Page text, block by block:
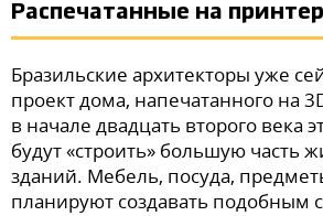
Распечатанные на
Бразильские архитекторы уже
проект дома, напечатанного на
в начале двадцать второго века
будут «строить» большую часть
зданий. Мебель, посуда,
планируют создавать подобным